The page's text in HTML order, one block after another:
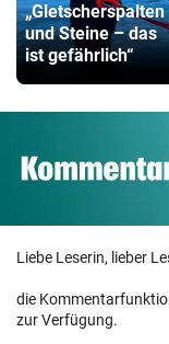
„Gletscherspalten
und Steine – das
ist gefährlich“
Liebe Leserin, lieber
die
zur Verfügung.